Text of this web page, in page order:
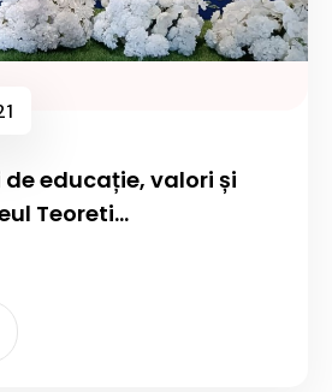
educație, valori și
Teoreti...